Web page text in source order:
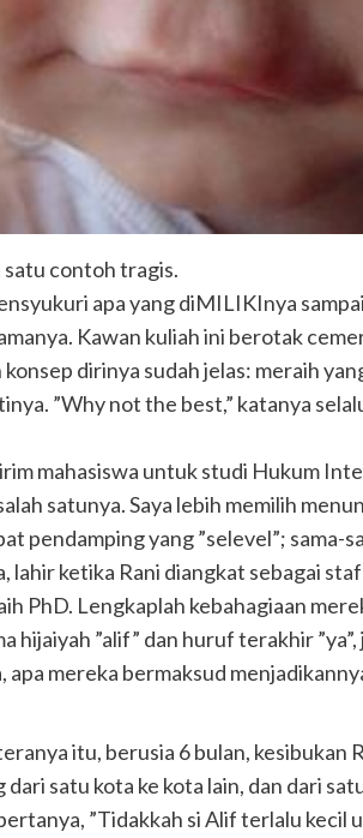
satu contoh tragis.
apa yang diMILIKInya
Kawan kuliah ini berotak
konsep dirinya sudah jelas: meraih
”Why not the best,” katanya
mahasiswa untuk studi Hukum
satunya. Saya lebih memilih
pendamping yang ”selevel”; sama-
lahir ketika Rani diangkat sebagai
PhD. Lengkaplah kebahagiaan
hijaiyah ”alif” dan huruf terakhir
apa mereka bermaksud
itu, berusia 6 bulan, kesibukan
satu kota ke kota lain, dan dari
”Tidakkah si Alif terlalu kecil